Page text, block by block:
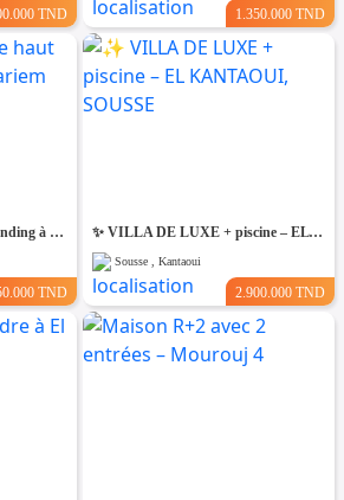
TND 1.350.000 TND
Une Villa moderne haut standing à Chatt Mariem Sousse Vue mer
TND
​✨ VILLA DE LUXE + piscine – EL KANTAOUI, SOUSSE
Sousse , Kantaoui
2.900.000 TND